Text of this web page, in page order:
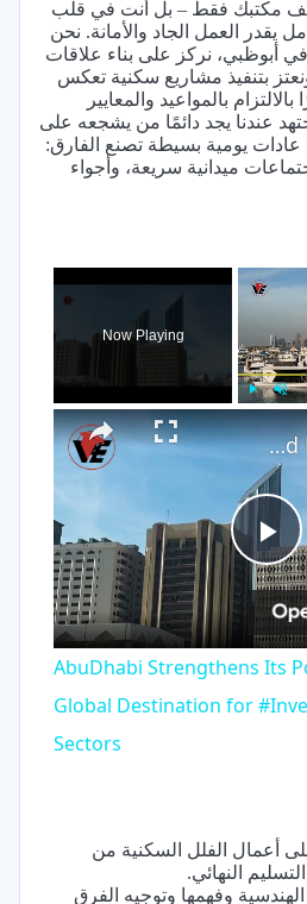
خلف مكتبك فقط – بل أنت في قلب
يقدر العمل الجاد والأمانة. نحن
أبوظبي، نركز على بناء علاقات
بتنفيذ مشاريع سكنية تعكس
بالمواعيد والمعايير
عندنا يجد دائمًا من يشجعه على
عادات يومية بسيطة تصنع الفارق:
ميدانية سريعة، وأجواء
Now Playing
Play
Video
#AbuDhabi Strengthens Its Position as a Global Destination for #Investment and Future Sectors
#AbuDhabi Strengthens Its
Global Destination for
Sectors
أعمال الفلل السكنية من
النهائي.
وفهمها وتوجيه الفرق